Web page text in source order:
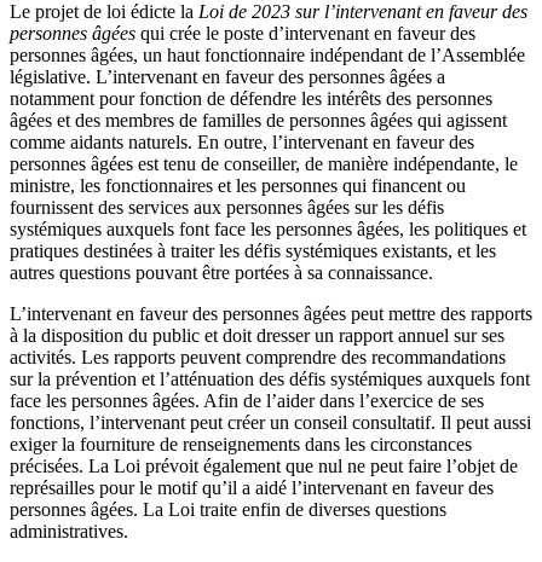
Le projet de loi édicte la Loi de 2023 sur l’intervenant en faveur des
personnes âgées qui crée le poste d’intervenant en faveur des
personnes âgées, un haut fonctionnaire indépendant de l’Assemblée
législative. L’intervenant en faveur des personnes âgées a
notamment pour fonction de défendre les intérêts des personnes
âgées et des membres de familles de personnes âgées qui agissent
comme aidants naturels. En outre, l’intervenant en faveur des
personnes âgées est tenu de conseiller, de manière indépendante, le
ministre, les fonctionnaires et les personnes qui financent ou
fournissent des services aux personnes âgées sur les défis
systémiques auxquels font face les personnes âgées, les politiques et
pratiques destinées à traiter les défis systémiques existants, et les
autres questions pouvant être portées à sa connaissance.
L’intervenant en faveur des personnes âgées peut mettre des rapports
à la disposition du public et doit dresser un rapport annuel sur ses
activités. Les rapports peuvent comprendre des recommandations
sur la prévention et l’atténuation des défis systémiques auxquels font
face les personnes âgées. Afin de l’aider dans l’exercice de ses
fonctions, l’intervenant peut créer un conseil consultatif. Il peut aussi
exiger la fourniture de renseignements dans les circonstances
précisées. La Loi prévoit également que nul ne peut faire l’objet de
représailles pour le motif qu’il a aidé l’intervenant en faveur des
personnes âgées. La Loi traite enfin de diverses questions
administratives.